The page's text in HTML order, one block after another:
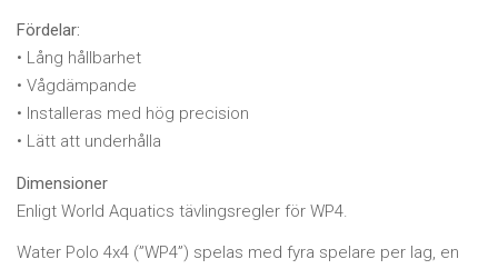
Fördelar:
• Lång hållbarhet
• Vågdämpande
• Installeras med hög precision
• Lätt att underhålla
Dimensioner
Enligt World Aquatics tävlingsregler för WP4.
Water Polo 4x4 (”WP4”) spelas med fyra spelare per lag, en